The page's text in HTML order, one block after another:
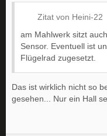
Zitat von Heini-22
am Mahlwerk sitzt
Sensor. Eventuell ist
Flügelrad zugesetzt.
Das ist wirklich nicht so
gesehen... Nur ein Hall